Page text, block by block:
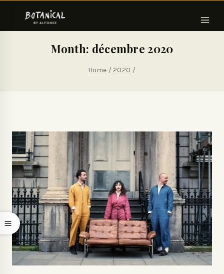
Month: décembre 2020
Home / 2020 /